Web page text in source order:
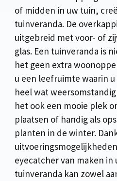
of midden in uw tuin,
tuinveranda. De
uitgebreid met voor- of
glas. Een tuinveranda is
het geen extra
u een leefruimte waarin
heel wat
het ook een mooie plek
plaatsen of handig als
planten in de winter.
eyecatcher van maken in
tuinveranda kan zowel